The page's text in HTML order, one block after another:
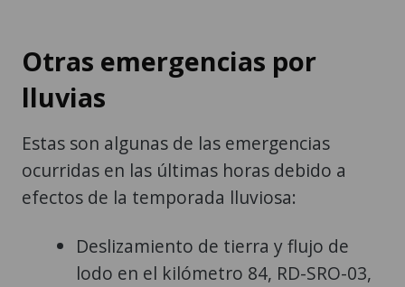
Otras emergencias por
lluvias
Estas son algunas de las emergencias
ocurridas en las últimas horas debido a
efectos de la temporada lluviosa:
Deslizamiento de tierra y flujo de
lodo en el kilómetro 84, RD-SRO-03,